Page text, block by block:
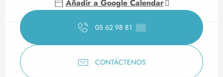
Añadir a Google Calendar
05 62 98 81 ▒▒
CONTÁCTENOS